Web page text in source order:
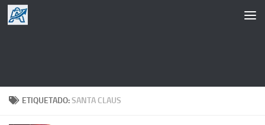
Saltar al contenido
ETIQUETADO:SANTA CLAUS